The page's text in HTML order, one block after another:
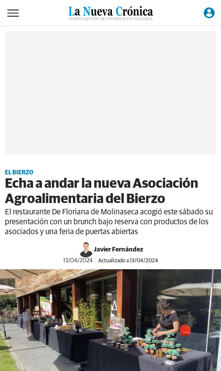
EL BIERZO
Echa a andar la nueva Asociación
Agroalimentaria del Bierzo
El restaurante De Floriana de Molinaseca acogió este sábado su
presentación con un brunch bajo reserva con productos de los
asociados y una feria de puertas abiertas
Javier Fernández
13/04/2024 Actualizado a 13/04/2024